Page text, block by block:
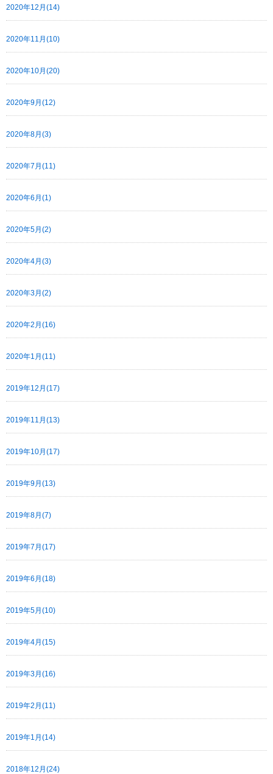
2020年12月(14)
2020年11月(10)
2020年10月(20)
2020年9月(12)
2020年8月(3)
2020年7月(11)
2020年6月(1)
2020年5月(2)
2020年4月(3)
2020年3月(2)
2020年2月(16)
2020年1月(11)
2019年12月(17)
2019年11月(13)
2019年10月(17)
2019年9月(13)
2019年8月(7)
2019年7月(17)
2019年6月(18)
2019年5月(10)
2019年4月(15)
2019年3月(16)
2019年2月(11)
2019年1月(14)
2018年12月(24)